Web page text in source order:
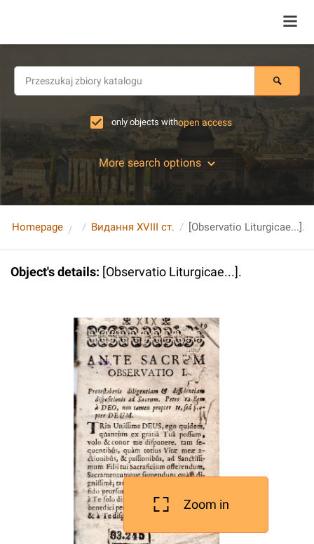
only objects withopen access
More search options
Homepage Видання XVIII ст. [Observatio Liturgicae...].
Object's details: [Observatio Liturgicae...].
Zoom in